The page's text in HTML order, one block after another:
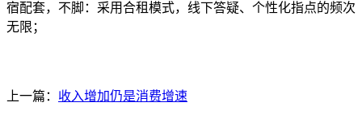
宿配套，不脚：采用合租模式，线下答疑、个性化指点的频次
无限；
上一篇： 收入增加仍是消费增速